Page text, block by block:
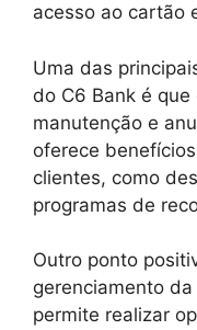
acesso ao cartão
Uma das
do C6 Bank é
manutenção e
oferece
clientes, como
programas de
Outro ponto
gerenciamento
permite realizar